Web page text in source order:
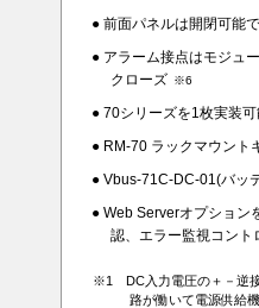
● 前面パネルは開閉可能
● アラーム接点はモジュ
クローズ ※6
● 70シリーズを1枚実装
● RM-70 ラックマウント
● Vbus-71C-DC-01(バッ
● Web Serverオプション
認、エラー監視コント
※1 DC入力電圧の＋－逆接
路が働いて電源供給